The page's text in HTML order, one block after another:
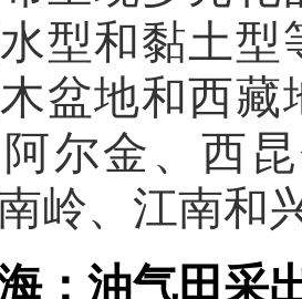
型和黏土型
盆地和西
尔金、西
岭、江南和
：油气田采